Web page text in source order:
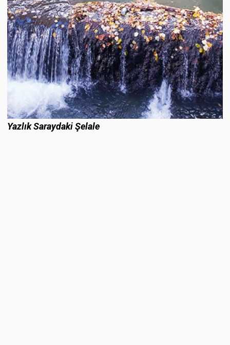
Yazlık Saraydaki Şelale